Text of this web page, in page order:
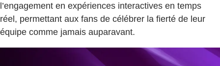
l’engagement en expériences interactives en temps
réel, permettant aux fans de célébrer la fierté de leur
équipe comme jamais auparavant.